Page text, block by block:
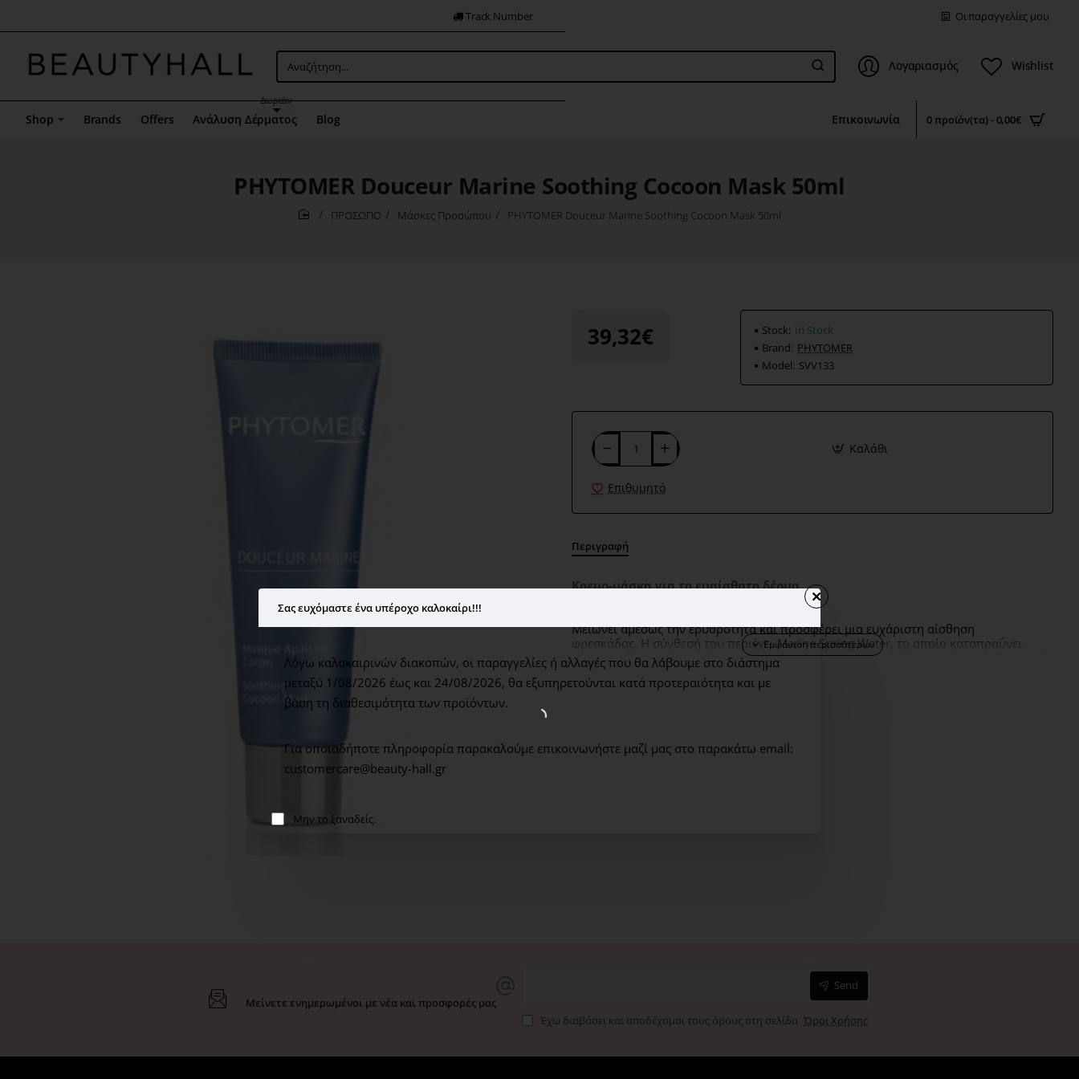
Σας ευχόμαστε ένα υπέροχο καλοκαίρι!!!
Λόγω καλοκαιρινών διακοπών, οι παραγγελίες ή αλλαγές που θα λάβουμε στο διάστημα
μεταξύ 1/08/2026 έως και 24/08/2026, θα εξυπηρετούνται κατά προτεραιότητα και με
βάση τη διαθεσιμότητα των προϊόντων.
Για οποιαδήποτε πληροφορία παρακαλούμε επικοινωνήστε μαζί μας στο παρακάτω email:
customercare@beauty-hall.gr
Μην το ξαναδείς.
5
Track Number Οι παραγγελίες μου
Αναζήτηση... Λογαριασμός Wishlist
Shop Brands Offers Ανάλυση Δέρματος
Δωρεάν
Blog Επικοινωνία 0 προϊόν(τα) - 0,00€
PHYTOMER Douceur Marine Soothing Cocoon Mask 50ml
ΠΡΟΣΩΠΟ Μάσκες Προσώπου PHYTOMER Douceur Marine Soothing Cocoon Mask 50ml
39,32€ Stock: In Stock
Brand: PHYTOMER
Model: SVV133
Καλάθι
Επιθυμητό
Περιγραφή
Κρεμο-μάσκα για το ευαίσθητο δέρμα
Μειώνει αμέσωςτην ερυθρότητα και προσφέρει μια ευχάριστη αίσθηση
φρεσκάδας. Η σύνθεσή του περιέχει Marine Spring Water, το οποίο καταπραΰνει
άμεσα τη δυσφορία του ξηρού δέρματος που γίνεται ευαίσθητο από την καθημερινή
περιβαλλοντική επιθετικότητα (κλίμα, ρύπανση, κ.λπ.). Μέρα με τη μέρα, η
ερυθρότητα μειώνεται και το δέρμα γίνεται πιο απαλό και ορατά πιο όμορφο.
το αίσθημα κνησμού και ερυθρότητας
Μείνετε ενημερωμένοι με νέα και προσφορές μας
Send
Έχω διαβάσει και αποδέχομαι τους όρους στη σελίδα Όροι Χρήσης